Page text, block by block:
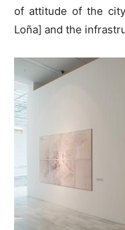
of attitude of the
Loña] and the